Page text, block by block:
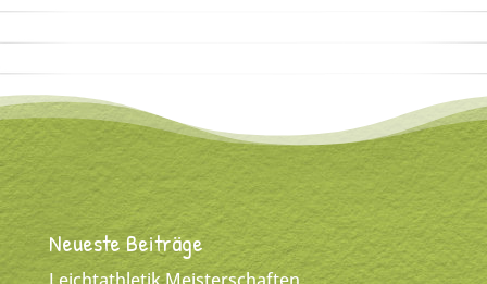
Neueste Beiträge